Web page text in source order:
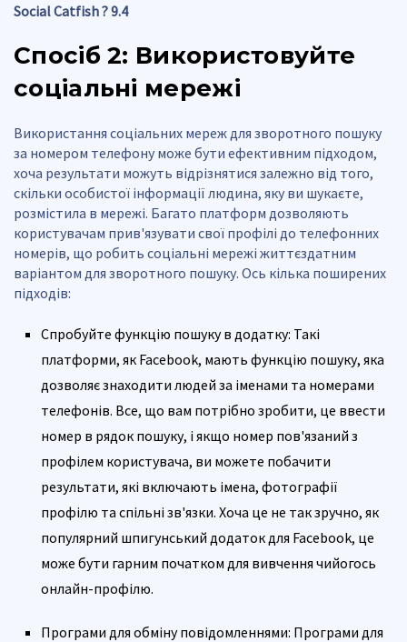
Social Catfish ? 9.4
Спосіб 2: Використовуйте
соціальні мережі
Використання соціальних мереж для зворотного пошуку
за номером телефону може бути ефективним підходом,
хоча результати можуть відрізнятися залежно від того,
скільки особистої інформації людина, яку ви шукаєте,
розмістила в мережі. Багато платформ дозволяють
користувачам прив'язувати свої профілі до телефонних
номерів, що робить соціальні мережі життєздатним
варіантом для зворотного пошуку. Ось кілька поширених
підходів:
Спробуйте функцію пошуку в додатку: Такі
платформи, як Facebook, мають функцію пошуку, яка
дозволяє знаходити людей за іменами та номерами
телефонів. Все, що вам потрібно зробити, це ввести
номер в рядок пошуку, і якщо номер пов'язаний з
профілем користувача, ви можете побачити
результати, які включають імена, фотографії
профілю та спільні зв'язки. Хоча це не так зручно, як
популярний шпигунський додаток для Facebook, це
може бути гарним початком для вивчення чийогось
онлайн-профілю.
Програми для обміну повідомленнями: Програми для